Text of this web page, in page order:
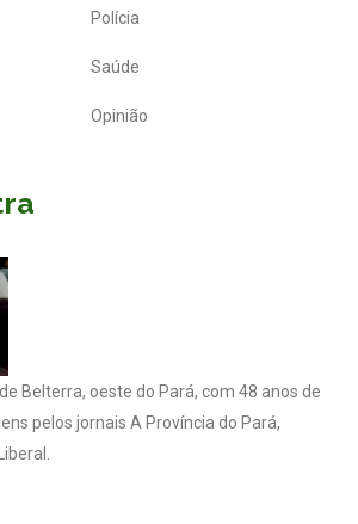
Polícia
Saúde
Opinião
Belterra, oeste do Pará, com 48 anos de
pelos jornais A Província do Pará,